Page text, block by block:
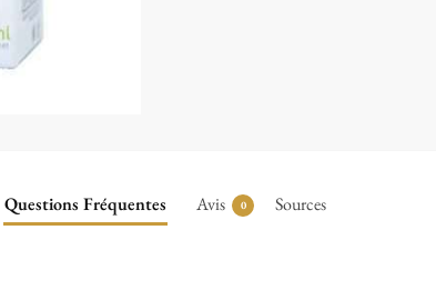
Questions Fréquentes Avis 0 Sources